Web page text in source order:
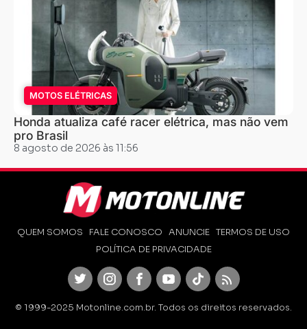
MOTOS ELÉTRICAS
Honda atualiza café racer elétrica, mas não vem
pro Brasil
8 agosto de 2026 às 11:56
QUEM SOMOS FALE CONOSCO ANUNCIE TERMOS DE USO
POLÍTICA DE PRIVACIDADE
TwitterInstagramFacebookYoutubeTikTok Feed
© 1999-2025 Motonline.com.br. Todos os direitos reservados.